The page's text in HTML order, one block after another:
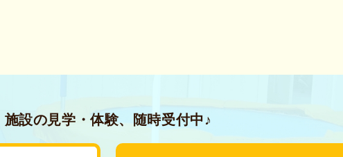
施設の見学・体験、随時受付中♪